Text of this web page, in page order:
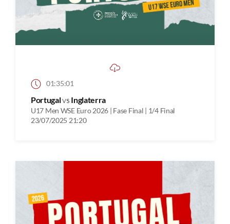
01:35:01
Portugalvs Inglaterra
U17 Men WSE Euro 2026 | Fase Final | 1/4 Final
23/07/2025 21:20